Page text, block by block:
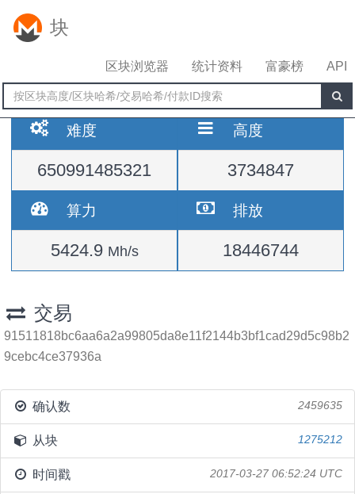
块
区块浏览器 统计资料 富豪榜 API
难度
650991485321
高度
3734847
算力
5424.9 Mh/s
排放
18446744
交易
91511818bc6aa6a2a99805da8e11f2144b3bf1cad29d5c98b2
9cebc4ce37936a
确认数 2459635
从块 1275212
时间戳 2017-03-27 06:52:24 UTC